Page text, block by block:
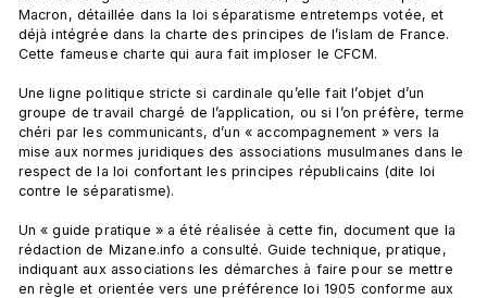
Macron, détaillée dans la loi séparatisme entretemps votée, et
déjà intégrée dans la charte des principes de l’islam de France.
Cette fameuse charte qui aura fait imploser le CFCM.
Une ligne politique stricte si cardinale qu’elle fait l’objet d’un
groupe de travail chargé de l’application, ou si l’on préfère, terme
chéri par les communicants, d’un « accompagnement » vers la
mise aux normes juridiques des associations musulmanes dans le
respect de la loi confortant les principes républicains (dite loi
contre le séparatisme).
Un « guide pratique » a été réalisée à cette fin, document que la
rédaction de Mizane.info a consulté. Guide technique, pratique,
indiquant aux associations les démarches à faire pour se mettre
en règle et orientée vers une préférence loi 1905 conforme aux